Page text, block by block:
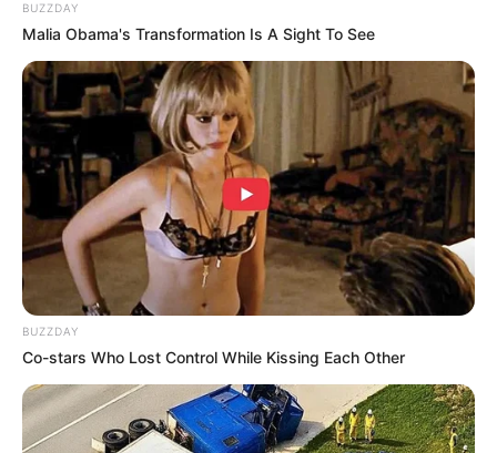
LIFESTYLE
8 Cara Mengecilkan Perut
BUZZDAY
Malia Obama's Transformation Is A Sight To See
BUZZDAY
Co-stars Who Lost Control While Kissing Each Other